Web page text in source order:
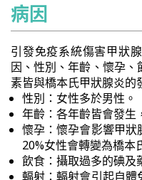
病因
引發免疫系統傷害甲狀
因、性別、年齡、懷孕
素皆與橋本氏甲狀腺炎的
性別：女性多於男性。
年齡：各年齡皆會發生
懷孕：懷孕會影響甲狀
20%女性會轉變為橋本
飲食：攝取過多的碘及
輻射：輻射會引起自